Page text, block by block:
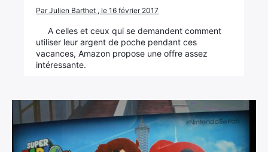
Par Julien Barthet , le 16 février 2017
A celles et ceux qui se demandent comment
utiliser leur argent de poche pendant ces
vacances, Amazon propose une offre assez
intéressante.